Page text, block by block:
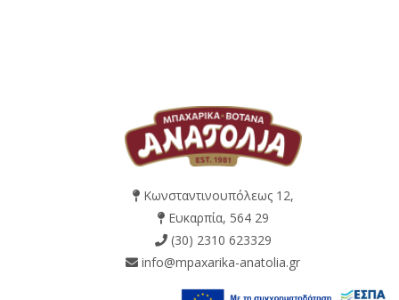
Κωνσταντινουπόλεως 12,
Ευκαρπία, 564 29
(30) 2310 623329
info@mpaxarika-anatolia.gr